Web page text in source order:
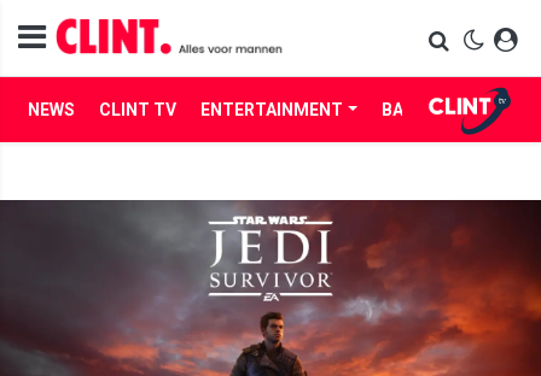
NEWS CLINT TV ENTERTAINMENT BABES LIFE